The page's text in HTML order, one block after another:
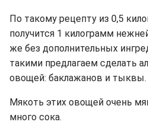
По такому рецепту из 0,5
получится 1 килограмм
же без дополнительных
такими предлагаем сделать
овощей: баклажанов и тыквы.
Мякоть этих овощей очень
много сока.